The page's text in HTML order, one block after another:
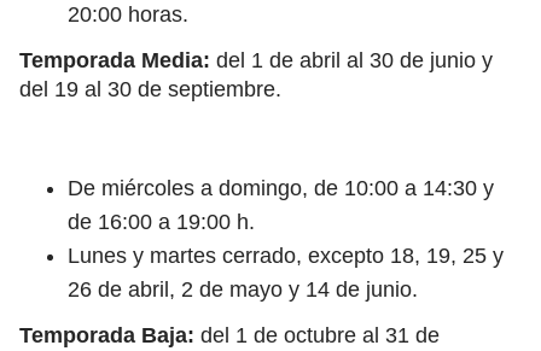
20:00 horas.
Temporada Media: del 1 de abril al 30 de junio y
del 19 al 30 de septiembre.
De miércoles a domingo, de 10:00 a 14:30 y
de 16:00 a 19:00 h.
Lunes y martes cerrado, excepto 18, 19, 25 y
26 de abril, 2 de mayo y 14 de junio.
Temporada Baja: del 1 de octubre al 31 de